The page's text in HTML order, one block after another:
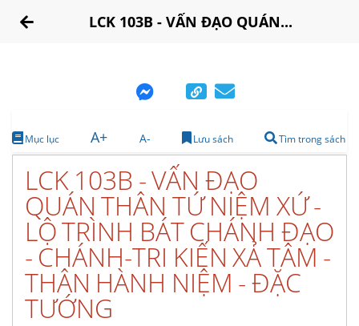
LCK 103B - VẤN ĐẠO QUÁN...
Mục lục A+ A- Lưu sách Tìm trong sách
LCK 103B - VẤN ĐẠO
QUÁN THÂN TỨ NIỆM XỨ -
LỘ TRÌNH BÁT CHÁNH ĐẠO
- CHÁNH-TRI KIẾN XẢ TÂM -
THÂN HÀNH NIỆM - ĐẶC
TƯỚNG